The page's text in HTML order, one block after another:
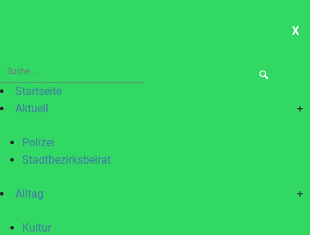
X
Suche
nach:Startseite
Aktuell
+
Polizei
Stadtbezirksbeirat
Alltag +
Kultur